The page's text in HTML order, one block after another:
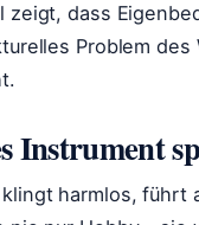
zeigt, dass
Problem
Instrument
harmlos, führt